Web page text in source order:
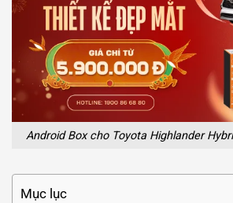
Android Box cho Toyota Highlander
Mục lục